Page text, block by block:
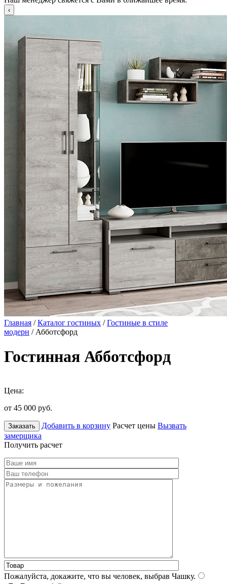
Главная /Каталог гостиных /Гостиные в стиле
модерн / Абботсфорд
Гостинная Абботсфорд
Цена:
от 45 000 руб.
Заказать Добавить в корзину Расчет цены Вызвать
замерщика
Получить расчет
Пожалуйста, докажите, что вы человек, выбрав Чашку.